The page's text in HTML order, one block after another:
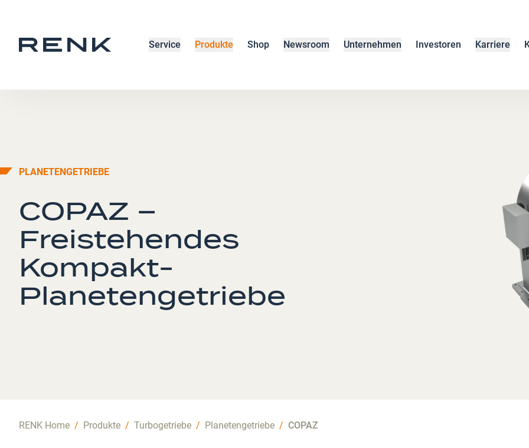
Service Produkte Shop Newsroom Unternehmen Investoren Karriere
PLANETENGETRIEBE
COPAZ –
Freistehendes
Kompakt-
Planetengetriebe
RENK Home / Produkte / Turbogetriebe / Planetengetriebe / COPAZ